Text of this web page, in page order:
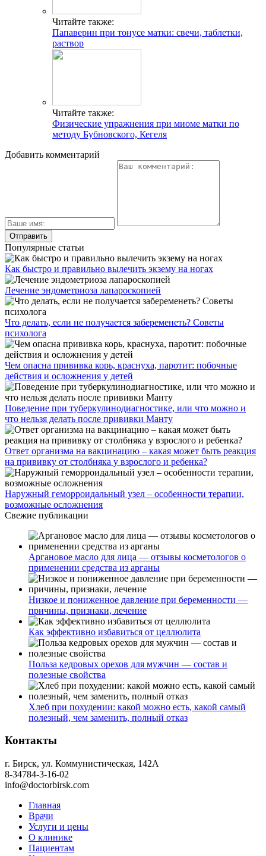
Читайте также:
Папаверин при тонусе матки: свечи, таблетки,
раствор
Читайте также:
Физические упражнения при миоме матки по
методу Бубновского, Кегеля
Добавить комментарий
Популярные статьи
Как быстро и правильно вылечить экзему на ногах
Лечение эндометриоза лапароскопией
Что делать, если не получается забеременеть? Советы
психолога
Чем опасна прививка корь, краснуха, паротит: побочные
действия и осложнения у детей
Поведение при туберкулинодиагностике, или что можно и
что нельзя делать после прививки Манту
Ответ организма на вакцинацию – какая может быть реакция
на прививку от столбняка у взрослого и ребенка?
Наружный геморроидальный узел – особенности терапии,
возможные осложнения
Свежие публикации
Аргановое масло для лица — отзывы косметологов о
применении средства из арганы
Низкое и пониженное давление при беременности —
причины, признаки, лечение
Как эффективно избавиться от целлюлита
Польза кедровых орехов для мужчин — состав и
полезные свойства
Хлеб при похудении: какой можно есть, какой самый
полезный, чем заменить, полный отказ
Контакты
г. Бирск, ул. Коммунистическая, 142А
8-34784-3-16-02
info@doctorbirsk.com
Главная
Врачи
Услуги и цены
О клинике
Пациентам